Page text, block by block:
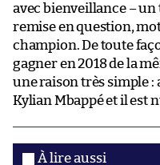
avec bienveillance –
remise en question,
champion. De toute
gagner en 2018 de la
une raison très simple :
Kylian Mbappé et il est